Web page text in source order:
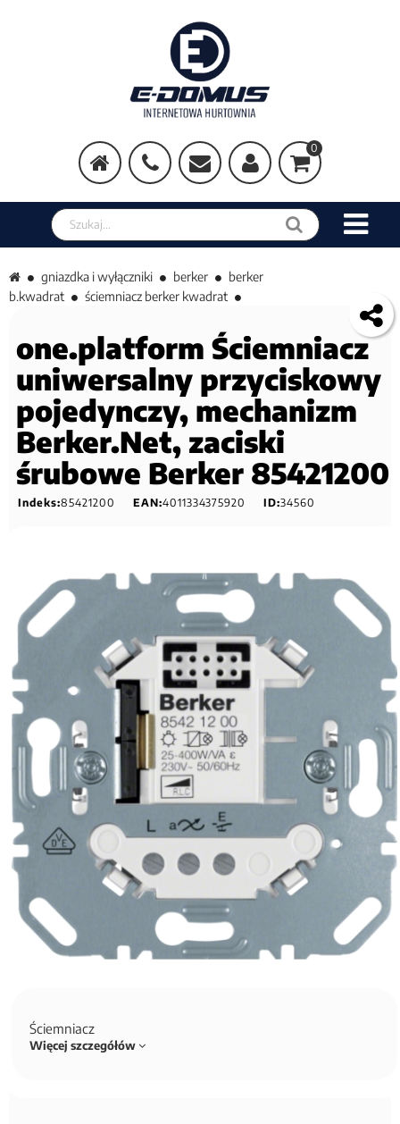
0
Szukaj w sklepie
gniazdka i wyłączniki berker
berker
b.kwadrat
ściemniacz berker kwadrat
one.platform Ściemniacz
uniwersalny przyciskowy
pojedynczy, mechanizm
Berker.Net, zaciski
śrubowe Berker 85421200
Indeks:85421200 EAN:4011334375920 ID:34560
Ściemniacz
Więcej szczegółów